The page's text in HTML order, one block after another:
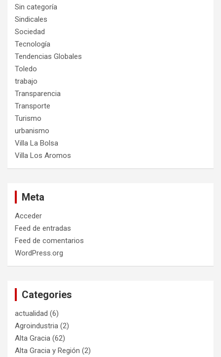
Sin categoría
Sindicales
Sociedad
Tecnología
Tendencias Globales
Toledo
trabajo
Transparencia
Transporte
Turismo
urbanismo
Villa La Bolsa
Villa Los Aromos
Meta
Acceder
Feed de entradas
Feed de comentarios
WordPress.org
Categories
actualidad (6)
Agroindustria (2)
Alta Gracia (62)
Alta Gracia y Región (2)